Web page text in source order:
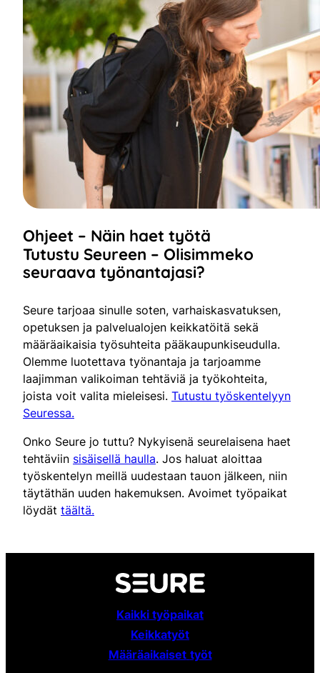
Ohjeet – Näin haet työtä
Tutustu Seureen – Olisimmeko
seuraava työnantajasi?
Seure tarjoaa sinulle soten, varhaiskasvatuksen,
opetuksen ja palvelualojen keikkatöitä sekä
määräaikaisia työsuhteita pääkaupunkiseudulla.
Olemme luotettava työnantaja ja tarjoamme
laajimman valikoiman tehtäviä ja työkohteita,
joista voit valita mieleisesi. Tutustu työskentelyyn
Seuressa.
Onko Seure jo tuttu? Nykyisenä seurelaisena haet
tehtäviin sisäisellä haulla. Jos haluat aloittaa
työskentelyn meillä uudestaan tauon jälkeen, niin
täytäthän uuden hakemuksen. Avoimet työpaikat
löydät täältä.
Kaikki työpaikat
Keikkatyöt
Määräaikaiset työt